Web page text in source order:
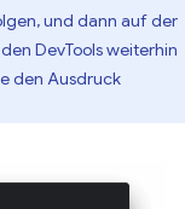
und dann auf der
DevTools weiterhin
den Ausdruck